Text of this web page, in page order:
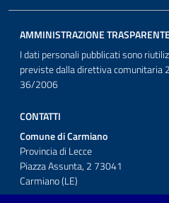
AMMINISTRAZIONE
I dati personali pubblicati sono
previste dalla direttiva comunitaria
36/2006
CONTATTI
Comune di Carmiano
Provincia di Lecce
Piazza Assunta, 2 73041
Carmiano (LE)